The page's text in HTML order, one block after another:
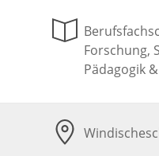
Forschung,
Pädagogik